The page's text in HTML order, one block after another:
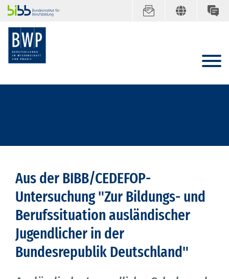
Aus der BIBB/CEDEFOP-
Untersuchung "Zur Bildungs- und
Berufssituation ausländischer
Jugendlicher in der
Bundesrepublik Deutschland"